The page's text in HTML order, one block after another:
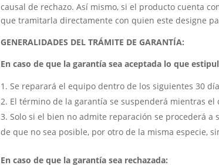
causal de rechazo. Así mismo, si el producto cuenta
que tramitarla directamente con quien este designe
GENERALIDADES DEL TRÁMITE DE GARANTÍA:
En caso de que la garantía sea aceptada lo que
Se reparará el equipo dentro de los siguientes 30
El término de la garantía se suspenderá mientras
Solo si el bien no admite reparación se procederá
de que no sea posible, por otro de la misma especie,
En caso de que la garantía sea rechazada: